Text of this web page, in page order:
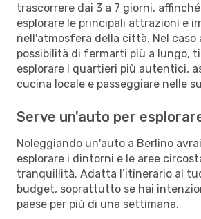
trascorrere dai 3 a 7 giorni,
esplorare le principali attrazioni e
nell'atmosfera della città. Nel caso
possibilità di fermarti più a lungo,
esplorare i quartieri più autentici,
cucina locale e passeggiare nelle
Serve un'auto per
Noleggiando un'auto a Berlino
esplorare i dintorni e le aree
tranquillità. Adatta l’itinerario al
budget, soprattutto se hai
paese per più di una settimana.